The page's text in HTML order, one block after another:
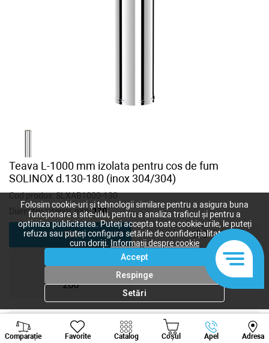
Teava L-1000 mm izolata pentru cos de fum
SOLINOX d.130-180 (inox 304/304)
Cod produs:SLXAB1000-130
Diametru interior, mm:130
130 150
200
1 557
Comparație Favorite Catalog Coșul Apel Adresa
Viber Whatsapp
Folosim cookie-uri și tehnologii similare pentru a asigura buna
funcționare a site-ului, pentru a analiza traficul și pentru a
optimiza publicitatea. Puteți accepta toate cookie-urile, le puteți
refuza sau puteți configura setările de confidențialitate după
cum doriți.
Informații despre cookie
Accept
Respinge
Setări